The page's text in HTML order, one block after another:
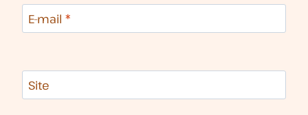
E-mail *
Site